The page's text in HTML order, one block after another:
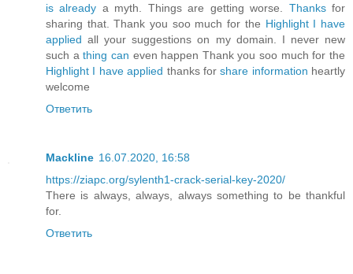
is already a myth. Things are getting worse. Thanksfor
sharing that. Thank you soo much for the Highlight I have
applied all your suggestions on my domain. I never new
such athing can even happen Thank you soo much for the
Highlight I have applied thanks forshare information heartly
welcome
Ответить
Mackline 16.07.2020, 16:58
https://ziapc.org/sylenth1-crack-serial-key-2020/
There is always, always, always something to be thankful
for.
Ответить